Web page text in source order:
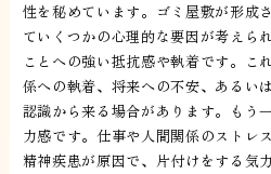
性を秘めています。ゴミ屋敷が形成
ていくつかの心理的な要因が考えら
ことへの強い抵抗感や執着です。こ
係への執着、将来への不安、あるい
認識から来る場合があります。もう
力感です。仕事や人間関係のストレ
精神疾患が原因で、片付けをする気